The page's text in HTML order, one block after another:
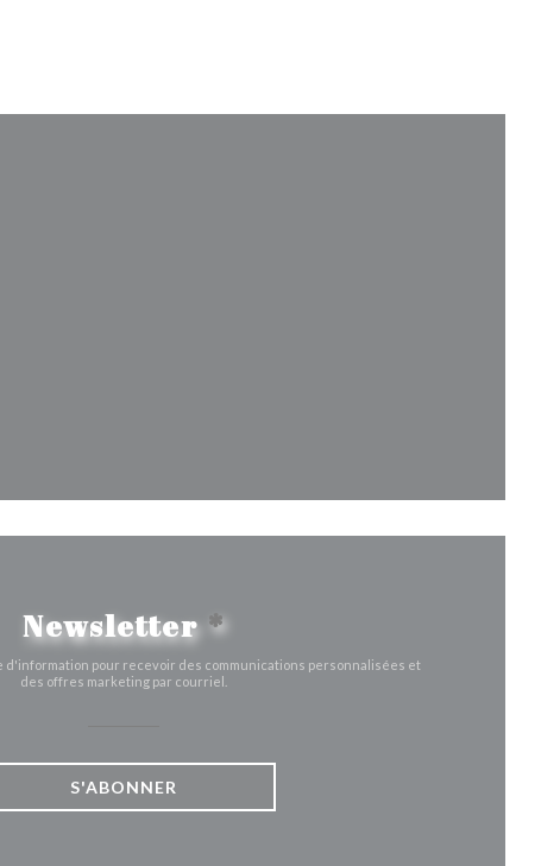
nouvelle fenêtre))
fenêtre))
Newsletter *
pour recevoir des communications personnalisées et
des offres marketing par courriel.
S'ABONNER